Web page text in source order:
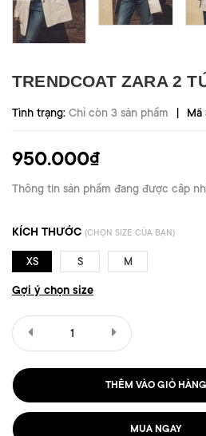
TRENDCOAT ZARA 2
Tình trạng: Chỉ còn 3 sản phẩm | Mã
950.000₫
Thông tin sản phẩm đang được cập
KÍCH THƯỚC (CHỌN SIZE CỦA BẠN)
XS S M
Gợi ý chọn size
THÊM VÀO GIỎ HÀNG
MUA NGAY